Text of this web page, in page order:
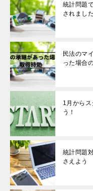
統計問題
されました
民法のマ
った場合
1月から
う！
統計問題
さえよう